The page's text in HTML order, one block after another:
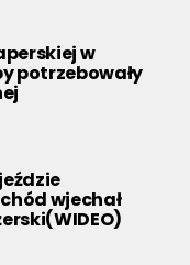
w
potrzebowały
wjechał